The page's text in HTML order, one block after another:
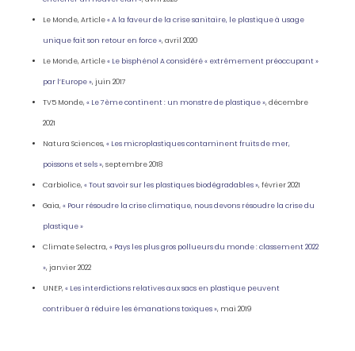
Le Monde, Article« A la faveur de la crise sanitaire, le plastique à usage
unique fait son retour en force », avril 2020
Le Monde, Article« Le bisphénol A considéré « extrêmement préoccupant »
par l’Europe », juin 2017
TV5 Monde, « Le 7ème continent : un monstre de plastique », décembre
2021
Natura Sciences, « Les microplastiques contaminent fruits de mer,
poissons et sels », septembre 2018
Carbiolice, « Tout savoir sur les plastiques biodégradables », février 2021
Gaia, « Pour résoudre la crise climatique, nous devons résoudre la crise du
plastique »
Climate Selectra, « Pays les plus gros pollueurs du monde : classement 2022
», janvier 2022
UNEP, « Les interdictions relatives aux sacs en plastique peuvent
contribuer à réduire les émanations toxiques », mai 2019